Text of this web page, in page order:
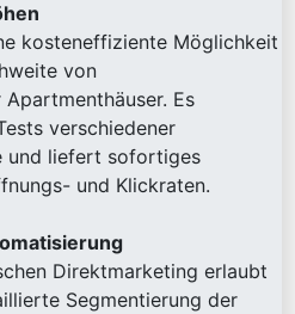
kosteneffiziente Möglichkeit
von
Es
verschiedener
und liefert sofortiges
und Klickraten.
Direktmarketing erlaubt
Segmentierung der